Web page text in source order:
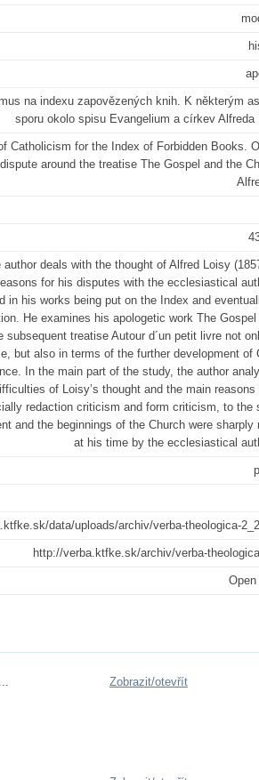
na indexu zapovězených knih. K některým
sporu okolo spisu Evangelium a církev Alfreda
Catholicism for the Index of Forbidden Books.
around the treatise The Gospel and the
author deals with the thought of Alfred Loisy
for his disputes with the ecclesiastical
in his works being put on the Index and
He examines his apologetic work The Gospel
subsequent treatise Autour d´un petit livre not
but also in terms of the further development of
In the main part of the study, the author
of Loisy’s thought and the main reasons
redaction criticism and form criticism, to the
and the beginnings of the Church were sharply
at his time by the ecclesiastical
data/uploads/archiv/verba-theologica-
http://verba.ktfke.sk/archiv/verba-
Zobrazit/otevřít